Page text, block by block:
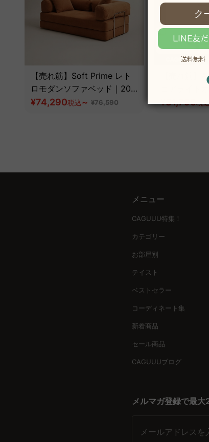
【売れ筋】Soft Prime レト
ロモダンソファベッド｜20
色以上から選べるコーデュロ
¥74,290税込~ ¥76,590
【売れ筋】
¥31,790税
メニュー
CAGUUU特集！
カテゴリー
お部屋別
テイスト
ベストセラー
コーディネート集
新着商品
セール商品
CAGUUUブログ
メルマガ登録で最大
メールアドレスを